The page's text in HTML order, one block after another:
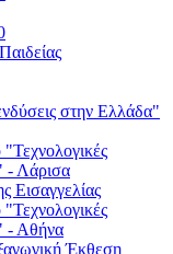
στην Ελλάδα"
"Τεχνολογικές
- Λάρισα
Εισαγγελίας
"Τεχνολογικές
- Αθήνα
Έκθεση